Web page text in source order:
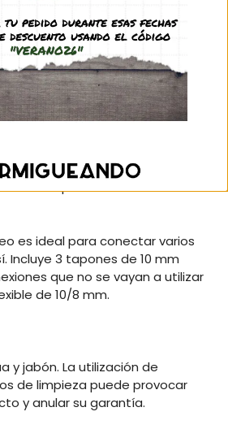
Información adicional
Preguntas y respuestas
cm. Tiene doble tapa y
para tubos flexibles de
es ideal para conectar varios
Incluye 3 tapones de 10 mm
que no se vayan a utilizar
de 10/8 mm.
y jabón. La utilización de
de limpieza puede provocar
y anular su garantía.